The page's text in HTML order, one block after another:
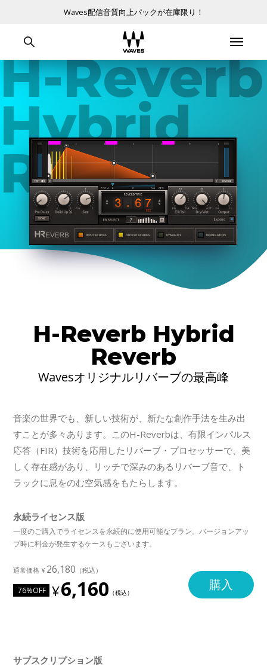
Waves配信音質向上パックが在庫限り！
H-Reverb
Hybrid
Reverb
H-Reverb Hybrid
Reverb
Wavesオリジナルリバーブの最高峰
音楽の世界でも、新しい技術が、新たな創作手法を生み出
すことが多々あります。このH-Reverbは、有限インパルス
応答（FIR）技術を応用したリバーブ・プロセッサーで、美
しく存在感があり、リッチで深みのあるリバーブ音で、ト
ラックに息をのむ空気感をもたらします。
永続ライセンス版
一度のご購入でライセンスを永続的に使用可能なプラン。バージョンアッ
プ時に料金が発生するケースもございます。
26,180
76%OFF 6,160 購入
サブスクリプション版